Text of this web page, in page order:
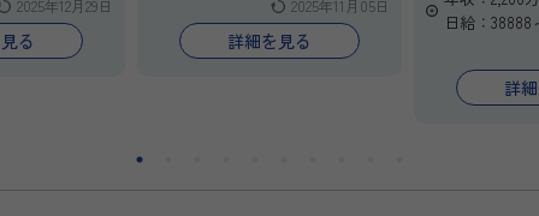
術に関わるチ
インセンテ
務体系も整
2025年12月29日
る
2025年11月05日
詳細を見る
環境が整った
OJT中心の
無理なくス
す。
日給：38888
詳